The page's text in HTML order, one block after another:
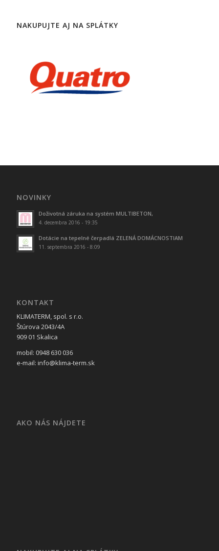
NAKUPUJTE AJ NA SPLÁTKY
NOVINKY
Doživotná záruka na systém MULTIBETON,
4. decembra 2016 - 19:35
Dotácie na tepelné čerpadlá ZELENÁ DOMÁCNOSTIAM
11. septembra 2016 - 8:09
KONTAKT
KLIMATERM, spol. s r.o.
Štúrova 2043/4A
909 01 Skalica
mobil: 0948 630 036
e-mail: info@klima-term.sk
AKO NÁS NÁJDETE